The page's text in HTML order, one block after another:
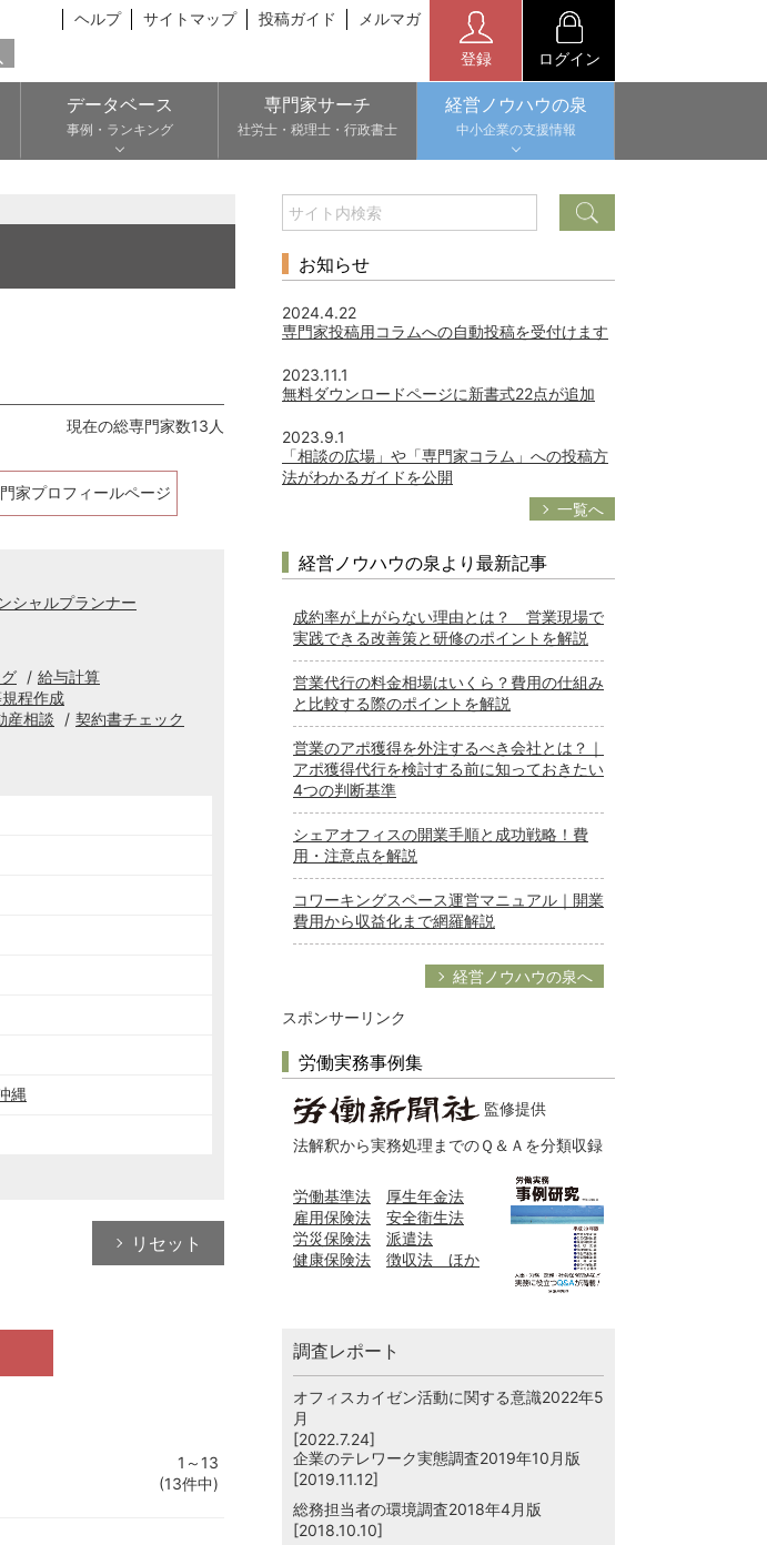
ヘルプ サイトマップ 投稿ガイド メルマガ
登録 ログイン
データベース
事例・ランキング
専門家サーチ
社労士・税理士・行政書士
経営ノウハウの泉
中小企業の支援情報
現在の総専門家数13人
家プロフィールページ
シャルプランナー
給与計算
程作成
産相談
契約書チェック
縄
リセット
1～13
(13件中)
お知らせ
2024.4.22
専門家投稿用コラムへの自動投稿を受付けます
2023.11.1
無料ダウンロードページに新書式22点が追加
2023.9.1
「相談の広場」や「専門家コラム」への投稿方
法がわかるガイドを公開
一覧へ
経営ノウハウの泉より最新記事
成約率が上がらない理由とは？ 営業現場で
実践できる改善策と研修のポイントを解説
営業代行の料金相場はいくら？費用の仕組み
と比較する際のポイントを解説
営業のアポ獲得を外注するべき会社とは？｜
アポ獲得代行を検討する前に知っておきたい
4つの判断基準
シェアオフィスの開業手順と成功戦略！費
用・注意点を解説
コワーキングスペース運営マニュアル｜開業
費用から収益化まで網羅解説
経営ノウハウの泉へ
スポンサーリンク
労働実務事例集
監修提供
法解釈から実務処理までのＱ＆Ａを分類収録
労働基準法
厚生年金法
雇用保険法
安全衛生法
労災保険法
派遣法
健康保険法
徴収法 ほか
調査レポート
オフィスカイゼン活動に関する意識2022年5
月
[2022.7.24]
企業のテレワーク実態調査2019年10月版
[2019.11.12]
総務担当者の環境調査2018年4月版
[2018.10.10]